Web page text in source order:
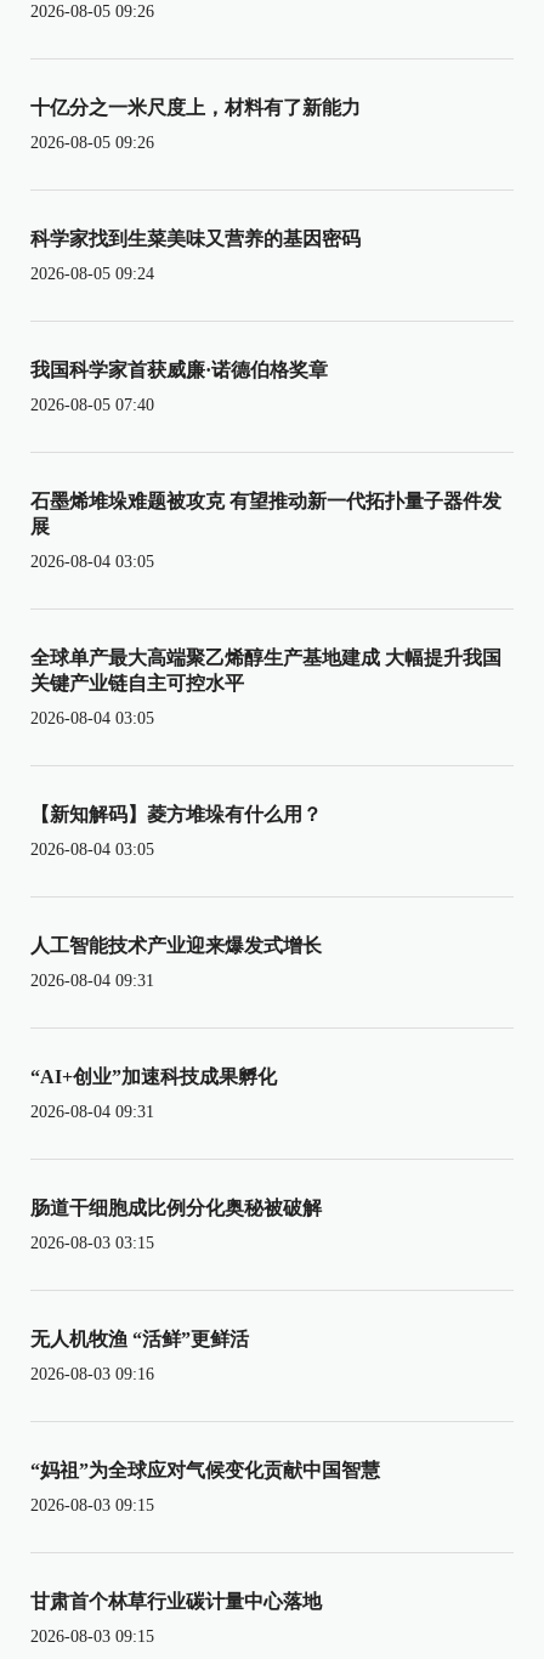
2026-08-05 09:26
十亿分之一米尺度上，材料有了新能力
2026-08-05 09:26
科学家找到生菜美味又营养的基因密码
2026-08-05 09:24
我国科学家首获威廉·诺德伯格奖章
2026-08-05 07:40
石墨烯堆垛难题被攻克 有望推动新一代拓扑量子器件发
展
2026-08-04 03:05
全球单产最大高端聚乙烯醇生产基地建成 大幅提升我国
关键产业链自主可控水平
2026-08-04 03:05
【新知解码】菱方堆垛有什么用？
2026-08-04 03:05
人工智能技术产业迎来爆发式增长
2026-08-04 09:31
“AI+创业”加速科技成果孵化
2026-08-04 09:31
肠道干细胞成比例分化奥秘被破解
2026-08-03 03:15
无人机牧渔 “活鲜”更鲜活
2026-08-03 09:16
“妈祖”为全球应对气候变化贡献中国智慧
2026-08-03 09:15
甘肃首个林草行业碳计量中心落地
2026-08-03 09:15